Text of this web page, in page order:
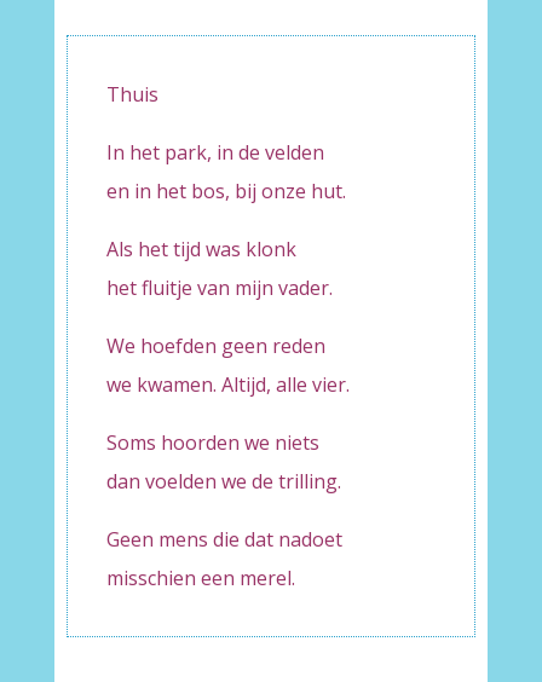
Thuis
In het park, in de velden
en in het bos, bij onze hut.
Als het tijd was klonk
het fluitje van mijn vader.
We hoefden geen reden
we kwamen. Altijd, alle vier.
Soms hoorden we niets
dan voelden we de trilling.
Geen mens die dat nadoet
misschien een merel.